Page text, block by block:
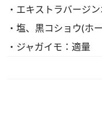
・エキストラバージ
・塩、黒コショウ(ホ
・ジャガイモ：適量